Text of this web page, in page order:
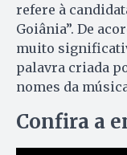
refere à
Goiânia”. De
muito
palavra criada
nomes da
Confira a